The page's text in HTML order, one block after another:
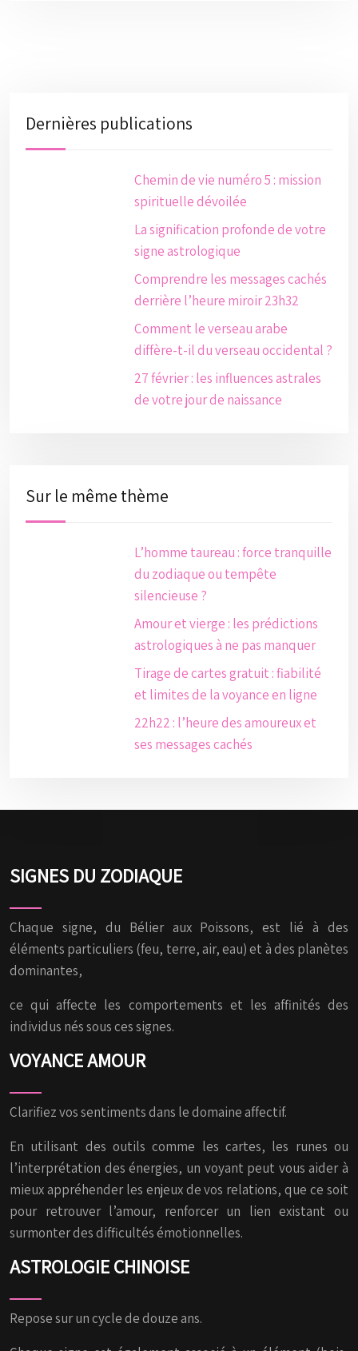
Dernières publications
Chemin de vie numéro 5 : mission
spirituelle dévoilée
La signification profonde de votre
signe astrologique
Comprendre les messages cachés
derrière l’heure miroir 23h32
Comment le verseau arabe
diffère-t-il du verseau occidental ?
27 février : les influences astrales
de votre jour de naissance
Sur le même thème
L’homme taureau : force tranquille
du zodiaque ou tempête
silencieuse ?
Amour et vierge : les prédictions
astrologiques à ne pas manquer
Tirage de cartes gratuit : fiabilité
et limites de la voyance en ligne
22h22 : l’heure des amoureux et
ses messages cachés
SIGNES DU ZODIAQUE
Chaque signe, du Bélier aux Poissons, est lié à des
éléments particuliers (feu, terre, air, eau) et à des planètes
dominantes,
ce qui affecte les comportements et les affinités des
individus nés sous ces signes.
VOYANCE AMOUR
Clarifiez vos sentiments dans le domaine affectif.
En utilisant des outils comme les cartes, les runes ou
l’interprétation des énergies, un voyant peut vous aider à
mieux appréhender les enjeux de vos relations, que ce soit
pour retrouver l’amour, renforcer un lien existant ou
surmonter des difficultés émotionnelles.
ASTROLOGIE CHINOISE
Repose sur un cycle de douze ans.